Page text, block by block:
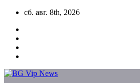
Skip
content
сб. авг. 8th, 2026